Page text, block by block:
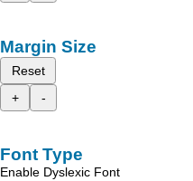
Margin Size
Reset
+
-
Font Type
Enable Dyslexic Font